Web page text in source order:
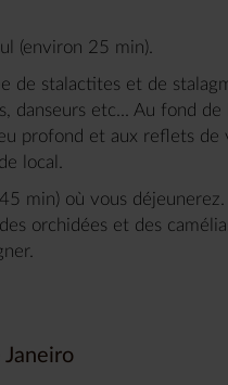
(environ 25 min).
de stalactites et de
danseurs etc... Au fond
profond et aux reflets de
local.
min) où vous
orchidées et des
Janeiro